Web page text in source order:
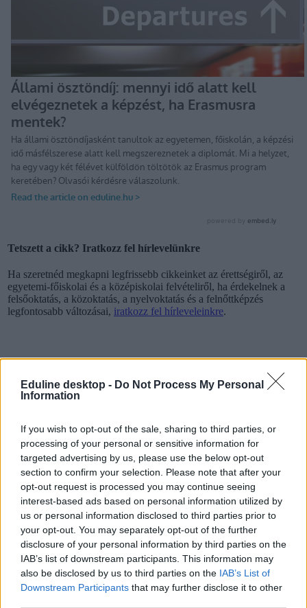
Eduline desktop - Do Not Process My Personal
Information
If you wish to opt-out of the sale, sharing to third parties, or
processing of your personal or sensitive information for
targeted advertising by us, please use the below opt-out
section to confirm your selection. Please note that after your
opt-out request is processed you may continue seeing
interest-based ads based on personal information utilized by
us or personal information disclosed to third parties prior to
your opt-out. You may separately opt-out of the further
disclosure of your personal information by third parties on the
IAB’s list of downstream participants. This information may
also be disclosed by us to third parties on the IAB’s List of
Downstream Participants that may further disclose it to other
Tetszett a cikk? Iratkozz fel hírlevelünkre
Ha szeretnéd megkapni legfrissebb cikkeinket az érettségiről, az
egyetemi-főiskolai és a középiskolai felvételiről, ha érdekelnek a
felsőoktatás, a közoktatás, a nyelvoktatás és a felnőttképzés
legfontosabb változásai, iratkozz fel hírleveleinkre.
külföldi tanulás
külföldi ösztöndíj
Erasmus ösztöndíj